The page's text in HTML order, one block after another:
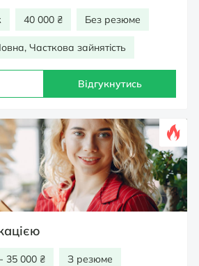
40 000 ₴ Без резюме
Часткова зайнятість
Відгукнутись
35 000 ₴ З резюме